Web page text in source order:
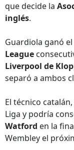
que decide la
inglés.
Guardiola ganó
League
Liverpool de
separó a ambos
El técnico
Liga y podría
Watford en la
Wembley el